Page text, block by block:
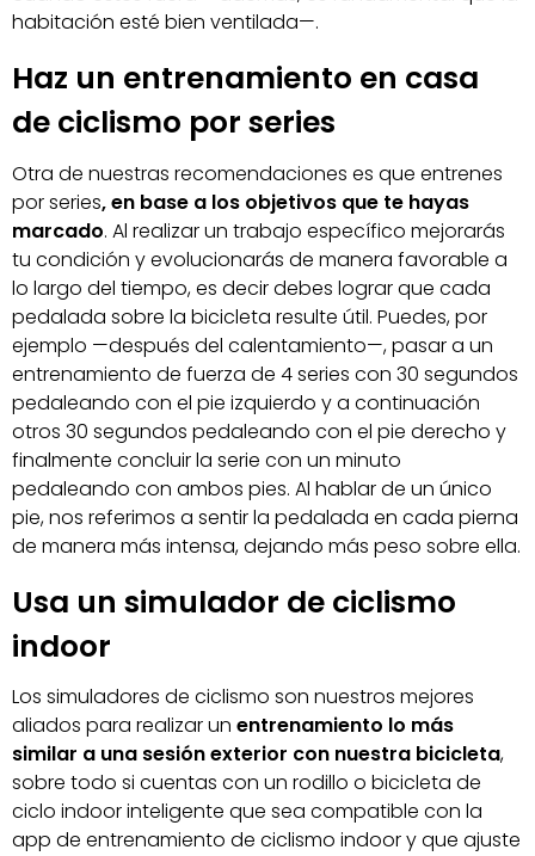
habitación esté bien ventilada—.
Haz un entrenamiento en casa
de ciclismo por series
Otra de nuestras recomendaciones es que entrenes
por series, en base a los objetivos que te hayas
marcado. Al realizar un trabajo específico mejorarás
tu condición y evolucionarás de manera favorable a
lo largo del tiempo, es decir debes lograr que cada
pedalada sobre la bicicleta resulte útil. Puedes, por
ejemplo —después del calentamiento—, pasar a un
entrenamiento de fuerza de 4 series con 30 segundos
pedaleando con el pie izquierdo y a continuación
otros 30 segundos pedaleando con el pie derecho y
finalmente concluir la serie con un minuto
pedaleando con ambos pies. Al hablar de un único
pie, nos referimos a sentir la pedalada en cada pierna
de manera más intensa, dejando más peso sobre ella.
Usa un simulador de ciclismo
indoor
Los simuladores de ciclismo son nuestros mejores
aliados para realizar un entrenamiento lo más
similar a una sesión exterior con nuestra bicicleta,
sobre todo si cuentas con un rodillo o bicicleta de
ciclo indoor inteligente que sea compatible con la
app de entrenamiento de ciclismo indoor y que ajuste